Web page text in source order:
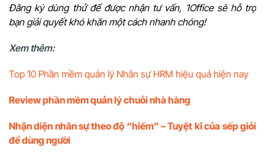
Đăng ký dùng thử để được nhận tư vấn, 1Office sẽ hỗ trợ
bạn giải quyết khó khăn một cách nhanh chóng!
Xem thêm:
Top 10 Phần mềm quản lý Nhân sự HRM hiệu quả hiện nay
Review phần mềm quản lý chuỗi nhà hàng
Nhận diện nhân sự theo độ “hiếm” – Tuyệt kĩ của sếp giỏi
để dùng người